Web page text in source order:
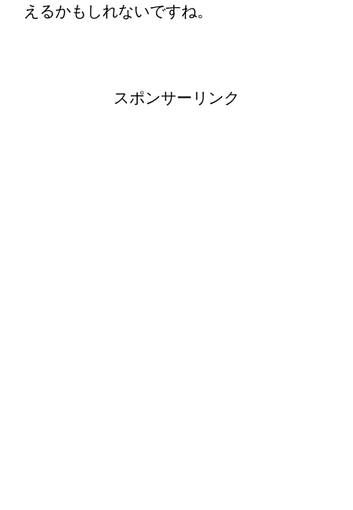
えるかもしれないですね。
スポンサーリンク